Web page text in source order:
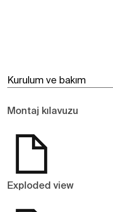
Kurulum ve bakım
Montaj kılavuzu
Exploded view